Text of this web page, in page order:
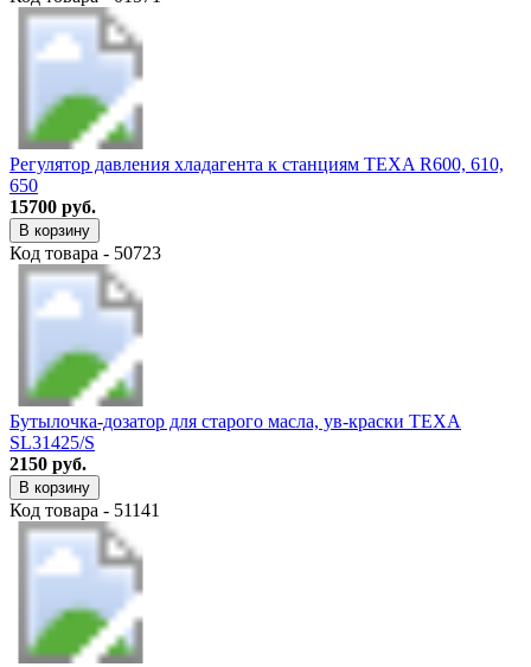
Регулятор давления хладагента к станциям TEXA R600, 610,
650
15700 руб.
В корзину
Код товара - 50723
Бутылочка-дозатор для старого масла, ув-краски TEXA
SL31425/S
2150 руб.
В корзину
Код товара - 51141